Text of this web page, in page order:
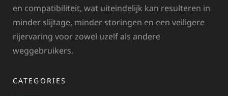
en compatibiliteit, wat uiteindelijk kan resulteren in
minder slijtage, minder storingen en een veiligere
rijervaring voor zowel uzelf als andere
weggebruikers.
CATEGORIES